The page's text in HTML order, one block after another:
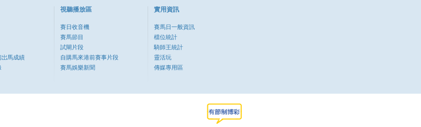
岀馬成績
視聽播放區
賽日收音機
賽馬節目
試閘片段
自購馬來港前賽事片段
賽馬娛樂新聞
實用資訊
賽馬日一般資訊
檔位統計
騎師王統計
靈活玩
傳媒專用區